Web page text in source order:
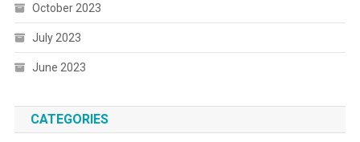
October 2023
July 2023
June 2023
CATEGORIES